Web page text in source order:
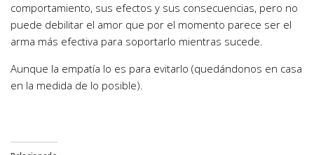
comportamiento, sus efectos y sus consecuencias, pero no
puede debilitar el amor que por el momento parece ser el
arma más efectiva para soportarlo mientras sucede.
Aunque la empatía lo es para evitarlo (quedándonos en casa
en la medida de lo posible).